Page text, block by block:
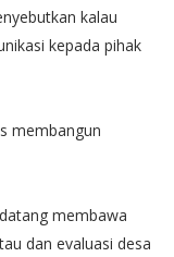
kalau
kepada pihak
membangun
membawa
dan evaluasi desa